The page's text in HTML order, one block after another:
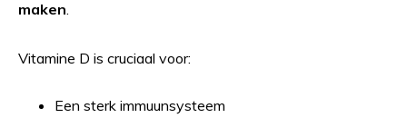
maken
Vitamine D is cruciaal voor:
Een sterk immuunsysteem